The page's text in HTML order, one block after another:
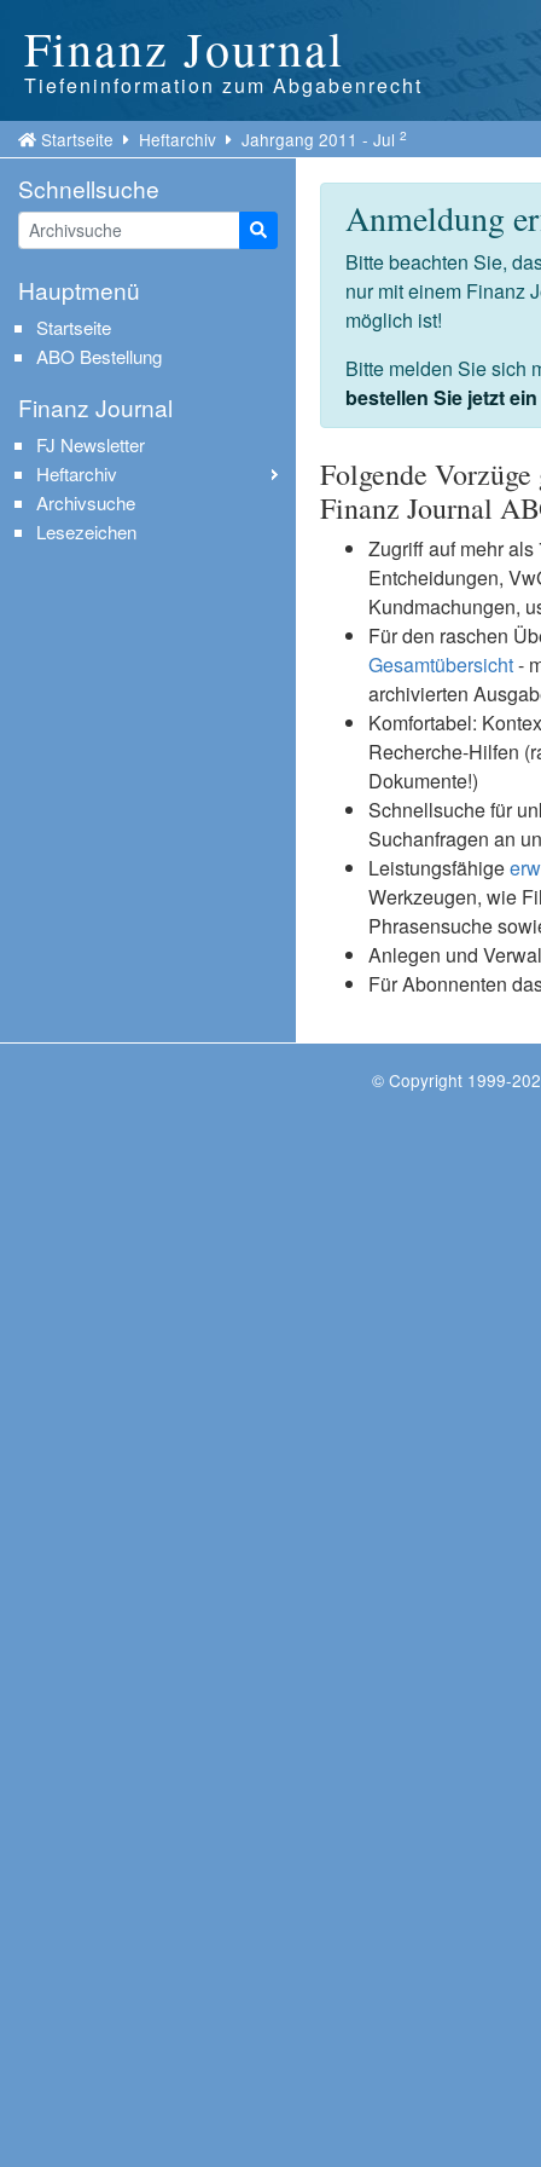
Finanz Journal
Tiefeninformation zum Abgabenrecht
Startseite Heftarchiv Jahrgang 2011 - Jul2
Anmeldung
Bitte beachten Sie,
nur mit einem Finanz
möglich ist!
Bitte melden Sie sich
bestellen Sie jetzt
Folgende
Finanz Journal
Zugriff auf mehr
Entcheidungen,
Kundmachungen,
Für den raschen
Gesamtübersicht-
archivierten
Komfortabel:
Recherche-Hilfen
Dokumente!)
Schnellsuche für
Suchanfragen an
Leistungsfähige
Werkzeugen, wie
Phrasensuche
Anlegen und
Für Abonnenten
Schnellsuche
Suche starten
Hauptmenü
Startseite
ABO Bestellung
Finanz Journal
FJ Newsletter
Heftarchiv
Archivsuche
Lesezeichen
© Copyright 1999-